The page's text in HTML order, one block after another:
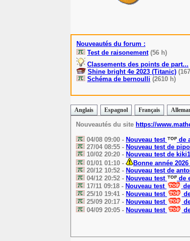
Nouveautés du forum :
Test de raisonement (56 h)
Classements des points de part...
Shine bright 4e 2023 (Titanic)
Schéma de bernoulli (2610 h)
Anglais Espagnol Français
Nouveautés du site https://
04/08 09:00 - Nouveau test
de
27/04 08:55 - Nouveau test de
10/02 20:20 - Nouveau test de
01/01 01:10 -
Bonne année 2026
20/12 10:52 - Nouveau test de
04/12 20:52 - Nouveau test
de
17/11 09:18 - Nouveau test
25/10 19:41 - Nouveau test
25/09 20:17 - Nouveau test
04/09 20:05 - Nouveau test